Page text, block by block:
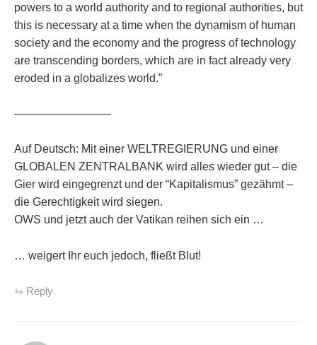
powers to a world authority and to regional authorities, but
this is necessary at a time when the dynamism of human
society and the economy and the progress of technology
are transcending borders, which are in fact already very
eroded in a globalizes world.”
————————–
Auf Deutsch: Mit einer WELTREGIERUNG und einer
GLOBALEN ZENTRALBANK wird alles wieder gut – die
Gier wird eingegrenzt und der “Kapitalismus” gezähmt –
die Gerechtigkeit wird siegen.
OWS und jetzt auch der Vatikan reihen sich ein …
… weigert Ihr euch jedoch, fließt Blut!
Reply